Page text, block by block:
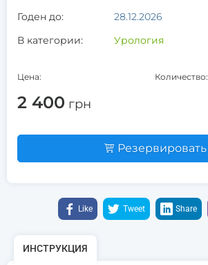
Годен до:
28.12.2026
В категории:
Урология
Цена:
2 400 грн
Количество:
Резервировать
Like Tweet Share
ИНСТРУКЦИЯ